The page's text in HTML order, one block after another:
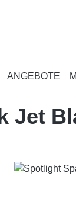
ANGEBOTE
Jet